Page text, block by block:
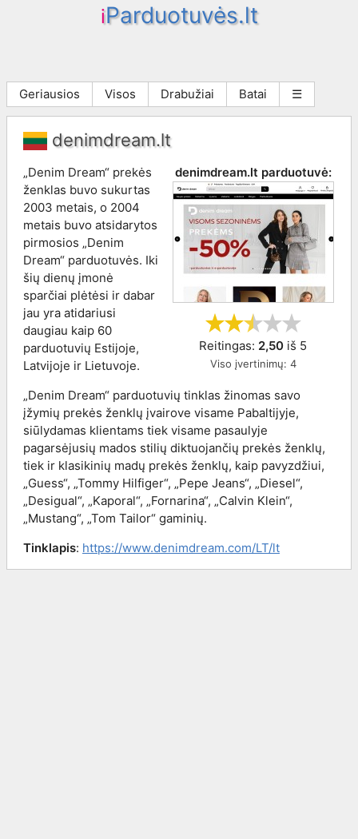
iParduotuvės.lt
Geriausios Visos Drabužiai Batai ☰
denimdream.lt
denimdream.lt parduotuvė:
Reitingas: 2,50 iš 5
Viso įvertinimų: 4
„Denim Dream“ prekės
ženklas buvo sukurtas
2003 metais, o 2004
metais buvo atsidarytos
pirmosios „Denim
Dream“ parduotuvės. Iki
šių dienų įmonė
sparčiai plėtėsi ir dabar
jau yra atidariusi
daugiau kaip 60
parduotuvių Estijoje,
Latvijoje ir Lietuvoje.
„Denim Dream“ parduotuvių tinklas žinomas savo
įžymių prekės ženklų įvairove visame Pabaltijyje,
siūlydamas klientams tiek visame pasaulyje
pagarsėjusių mados stilių diktuojančių prekės ženklų,
tiek ir klasikinių madų prekės ženklų, kaip pavyzdžiui,
„Guess“, „Tommy Hilfiger“, „Pepe Jeans“, „Diesel“,
„Desigual“, „Kaporal“, „Fornarina“, „Calvin Klein“,
„Mustang“, „Tom Tailor“ gaminių.
Tinklapis: https://www.denimdream.com/LT/lt